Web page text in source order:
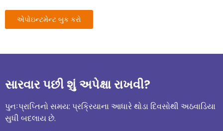
એપોઇન્ટમેન્ટ બુક કરો
સારવાર પછી શું અપેક્ષા રાખવી?
પુનઃપ્રાપ્તિનો સમય: પ્રક્રિયાના આધારે થોડા દિવસોથી અઠવાડિયા
સુધી બદલાય છે.